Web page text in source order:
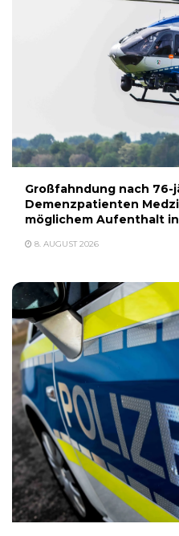
Großfahndung nach 76-
Demenzpatienten
möglichem Aufenthalt
8. AUGUST 2026